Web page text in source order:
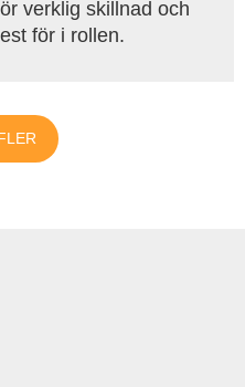
verklig skillnad och
för i rollen.